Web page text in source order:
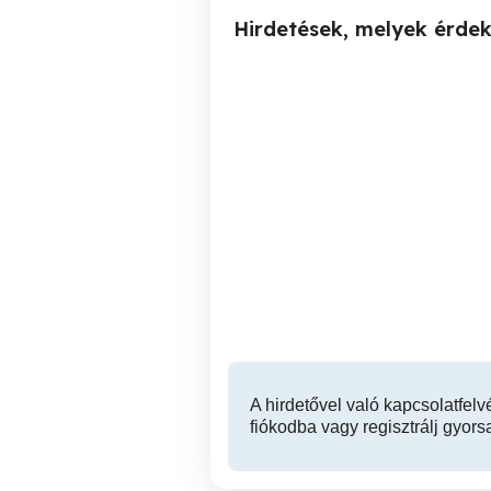
Hirdetések, melyek
A hirdetővel való
fiókodba vagy regisztrálj